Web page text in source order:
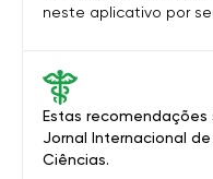
Estas
Jornal Internacional
Ciências.
neste aplicativo por